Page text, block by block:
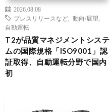
2026.08.08
プレスリリースなど
動向/展望
自動運転
T2が品質マネジメントシステ
ムの国際規格「ISO9001」認
証取得、自動運転分野で国内
初